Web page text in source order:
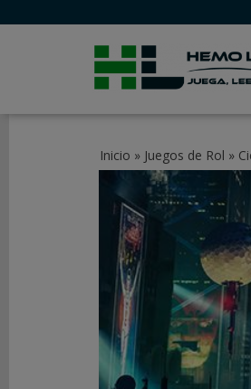
MESA
JUEGOS
CARTAS
LCG
Inicio » Juegos de Rol »